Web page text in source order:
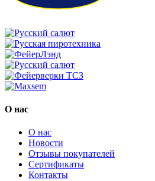
О нас
О нас
Новости
Отзывы покупателей
Сертификаты
Контакты